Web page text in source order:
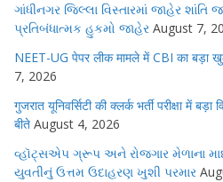
ગાંધીનગર જિલ્લા વિસ્તારમાં જાહેર
પ્રતિબંધાત્મક હુકમો જાહેર August 7,
NEET-UG पेपर लीक मामले में CBI का बड़ा
7, 2026
गुजरात यूनिवर्सिटी की क्लर्क भर्ती परीक्षा में
बीते August 4, 2026
વ્હૉટ્સએપ ગ્રૂપ અને રોજગાર મેળાના
યુવતીનું ઉત્તમ ઉદાહરણ ખુશી પરમાર